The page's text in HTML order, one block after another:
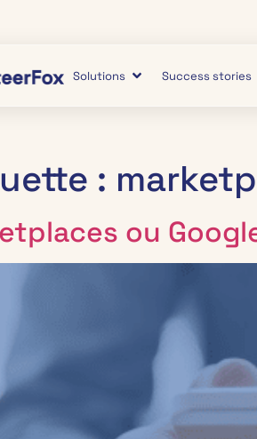
Solutions Success stories
:
ou